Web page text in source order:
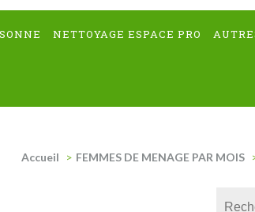
NETTOYAGE ESPACE PRO
Accueil > FEMMES DE MENAGE PAR MOIS